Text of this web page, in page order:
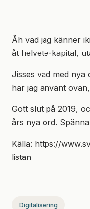
Åh vad jag känner
åt helvete-kapital,
Jisses vad med nya
har jag använt
Gott slut på 2019,
års nya ord.
Källa: https://
listan
Digitalisering